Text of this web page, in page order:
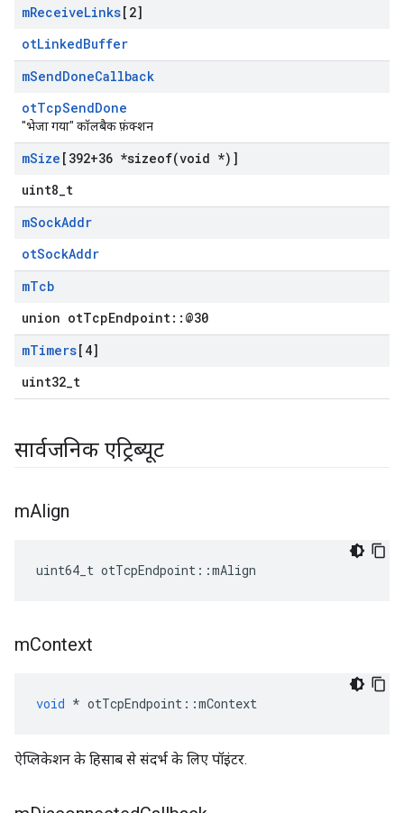
mReceiveLinks[2]
otLinkedBuffer
mSendDoneCallback
otTcpSendDone
"भेजा गया" कॉलबैक फ़ंक्शन
mSize [392+36 *sizeof(void *)]
uint8_t
mSockAddr
otSockAddr
mTcb
union otTcpEndpoint::@30
mTimers[4]
uint32_t
सार्वजनिक एट्रिब्यूट
mAlign
uint64_t otTcpEndpoint ::mAlign
mContext
void * otTcpEndpoint ::mContext
ऐप्लिकेशन के हिसाब से संदर्भ के लिए पॉइंटर.